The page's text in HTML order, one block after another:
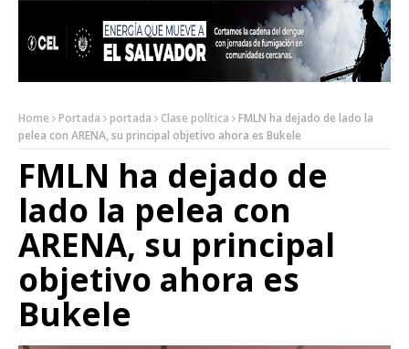
Home Portada portada Clase política
FMLN ha dejado de lado la
pelea con ARENA, su principal objetivo ahora es Bukele
FMLN ha dejado de
lado la pelea con
ARENA, su principal
objetivo ahora es
Bukele